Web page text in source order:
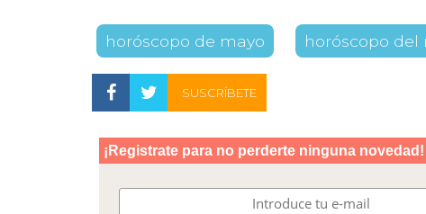
horóscopo de mayo horóscopo del
SUSCRÍBETE